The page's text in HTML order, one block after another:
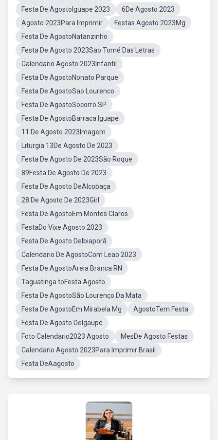
Festa De AgostoIguape 2023
6De Agosto 2023
Agosto 2023Para Imprimir
Festas Agosto 2023Mg
Festa De AgostoNatanzinho
Festa De Agosto 2023Sao Tomé Das Letras
Calendario Agosto 2023Infantil
Festa De AgostoNonato Parque
Festa De AgostoSao Lourenco
Festa De AgostoSocorro SP
Festa De AgostoBarraca Iguape
11 De Agosto 2023Imagem
Liturgia 13De Agosto De 2023
Festa De Agosto De 2023São Roque
89Festa De Agosto De 2023
Festa De Agosto DeAlcobaça
28 De Agosto De 2023Girl
Festa De AgostoEm Montes Claros
FestaDo Vixe Agosto 2023
Festa De Agosto DeIbiaporã
Calendario De AgostoCom Leao 2023
Festa De AgostoAreia Branca RN
Taguatinga toFesta Agosto
Festa De AgostoSão Lourenço Da Mata
Festa De AgostoEm Mirabela Mg
AgostoTem Festa
Festa De Agosto DeIgaupe
Foto Calendario2023 Agosto
MesDe Agosto Festas
Calendario Agosto 2023Para Imprimir Brasil
Festa DeAagosto